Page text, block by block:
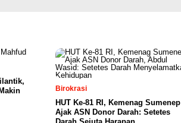
Birokrasi
HUT Ke-81 RI, Kemenag Sumenep
Ajak ASN Donor Darah: Setetes